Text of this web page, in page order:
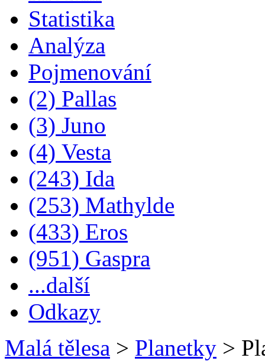
Statistika
Analýza
Pojmenování
(2) Pallas
(3) Juno
(4) Vesta
(243) Ida
(253) Mathylde
(433) Eros
(951) Gaspra
...další
Odkazy
Malá tělesa > Planetky >